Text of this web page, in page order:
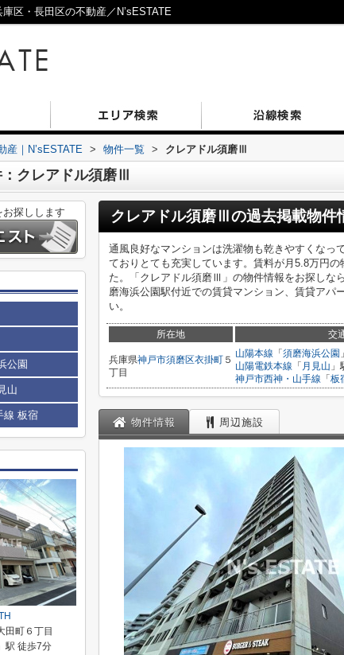
区・長田区の不動産／N’sESTATE
産｜N’sESTATE > 物件一覧 > クレアドル須磨Ⅲ
クレアドル須磨Ⅲ
クレアドル須磨Ⅲ の過去掲載物件
通風良好なマンションは洗濯物も乾きやすくなっ
ておりとても充実しています。賃料が月5.8万円
た。「クレアドル須磨Ⅲ」の物件情報をお探しな
磨海浜公園駅付近での賃貸マンション、賃貸アパ
い。
所在地 交
兵庫県神戸市須磨区衣掛町 ５
丁目
山陽本線 「 須磨海浜公園
山陽電鉄本線 「 月見山
神戸市西神・山手線 「 板
物件情報 周辺施設
探しします
公園
山
線 板宿
田町６丁目
駅 徒歩7分